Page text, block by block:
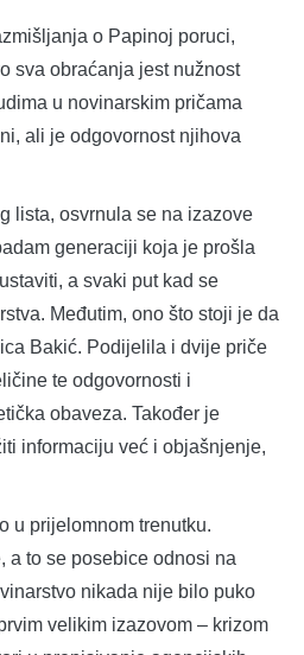
o Papinoj poruci,
sva obraćanja jest nužnost
u novinarskim pričama
ali je odgovornost njihova
lista, osvrnula se na izazove
generaciji koja je prošla
a svaki put kad se
Međutim, ono što stoji je da
Bakić. Podijelila i dvije priče
te odgovornosti i
obaveza. Također je
informaciju već i objašnjenje,
u prijelomnom trenutku.
a to se posebice odnosi na
nikada nije bilo puko
velikim izazovom – krizom